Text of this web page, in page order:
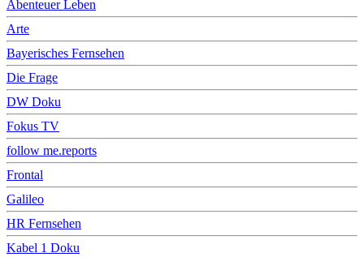
Abenteuer Leben
Arte
Bayerisches Fernsehen
Die Frage
DW Doku
Fokus TV
follow me.reports
Frontal
Galileo
HR Fernsehen
Kabel 1 Doku